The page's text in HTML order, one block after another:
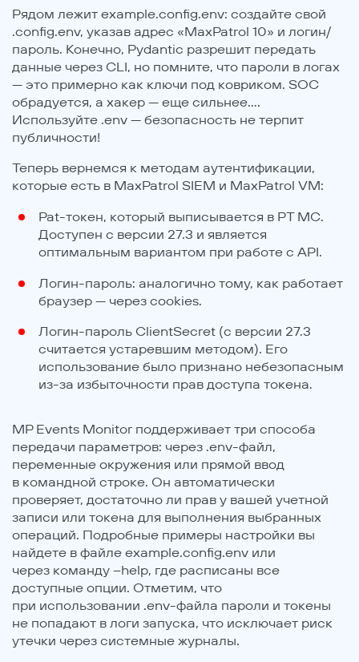
Рядом лежит example.config.env: создайте свой
.config.env, указав адрес «MaxPatrol 10» и логин/
пароль. Конечно, Pydantic разрешит передать
данные через CLI, но помните, что пароли в логах
— это примерно как ключи под ковриком. SOC
обрадуется, а хакер — еще сильнее....
Используйте .env — безопасность не терпит
публичности!
Теперь вернемся к методам аутентификации,
которые есть в MaxPatrol SIEM и MaxPatrol VM:
Pat-токен, который выписывается в PT MC.
Доступен с версии 27.3 и является
оптимальным вариантом при работе с API.
Логин-пароль: аналогично тому, как работает
браузер — через cookies.
Логин-пароль ClientSecret (с версии 27.3
считается устаревшим методом). Его
использование было признано небезопасным
из-за избыточности прав доступа токена.
MP Events Monitor поддерживает три способа
передачи параметров: через .env-файл,
переменные окружения или прямой ввод
в командной строке. Он автоматически
проверяет, достаточно ли прав у вашей учетной
записи или токена для выполнения выбранных
операций. Подробные примеры настройки вы
найдете в файле example.config.env или
через команду --help, где расписаны все
доступные опции. Отметим, что
при использовании .env-файла пароли и токены
не попадают в логи запуска, что исключает риск
утечки через системные журналы.